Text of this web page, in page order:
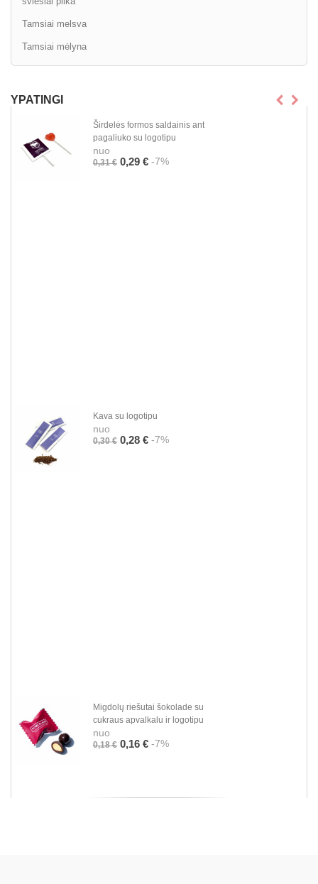
Tamsiai melsva
Tamsiai mėlyna
YPATINGI
Širdelės formos saldainis ant
pagaliuko su logotipu
nuo
0,31 € 0,29 € -7%
Kava su logotipu
nuo
0,30 € 0,28 € -7%
Migdolų riešutai šokolade su
cukraus apvalkalu ir logotipu
nuo
0,18 € 0,16 € -7%